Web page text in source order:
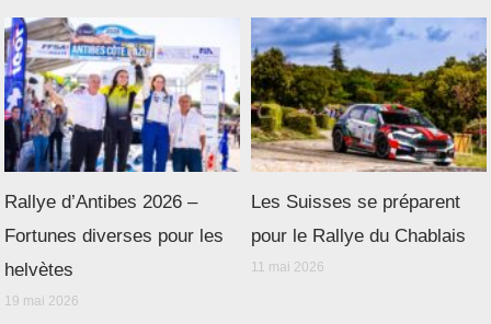
Rallye d’Antibes 2026 –
Fortunes diverses pour les
helvètes
19 mai 2026
Les Suisses se préparent
pour le Rallye du Chablais
11 mai 2026